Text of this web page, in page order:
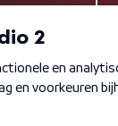
Privacybeleid